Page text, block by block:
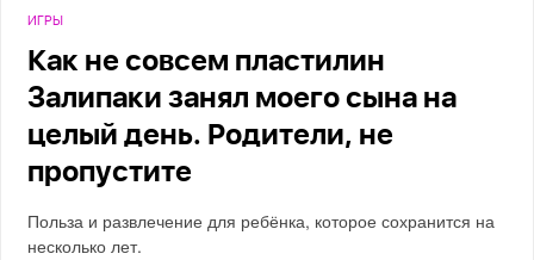
ИГРЫ
Как не совсем пластилин
Залипаки занял моего сына на
целый день. Родители, не
пропустите
Польза и развлечение для ребёнка, которое сохранится на
несколько лет.